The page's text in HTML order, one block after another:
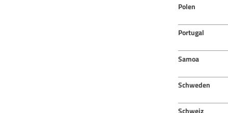
Polen
Portugal
Samoa
Schweden